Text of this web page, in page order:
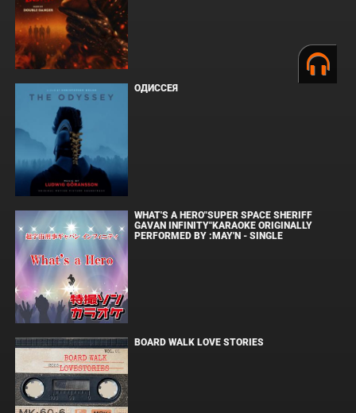
ОДИССЕЯ
WHAT'S A HERO"SUPER SPACE SHERIFF
GAVAN INFINITY"KARAOKE ORIGINALLY
PERFORMED BY :MAY'N - SINGLE
BOARD WALK LOVE STORIES